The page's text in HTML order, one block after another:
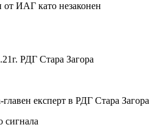
ИАГ като незаконен
РДГ Стара Загора
експерт в РДГ Стара Загора
сигнала